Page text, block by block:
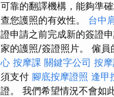
可靠的翻譯機構，能夠準
查您護照的有效性。 台中
證申請之前完成新的簽證
家的護照/簽證照片。 僱
心 按摩課 關鍵字公司 按
須支付 腳底按摩證照 逢甲
證。 我們希望情況不會如